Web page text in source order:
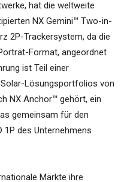
hat die weltweite
NX Gemini™ Two-in-
2P-Trackersystem, da die
Format, angeordnet
ist Teil einer
Lösungsportfolios von
NX Anchor™ gehört, ein
gemeinsam für den
des Unternehmens
Märkte ihre